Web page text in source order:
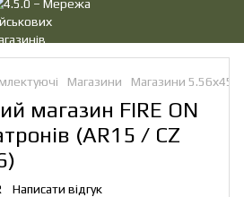
Магазини Магазини 5.56х45
магазин FIRE ON
(AR15 / CZ
Написати відгук